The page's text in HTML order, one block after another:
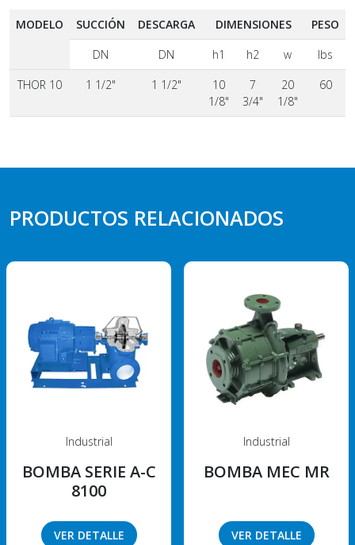
MODELO SUCCIÓN DESCARGA DIMENSIONES
PESO
DN
DN h1 h2 w
lbs
THOR 10
1 1/2" 1 1/2"
10
1/8"
7
3/4"
20
1/8"
60
PRODUCTOS RELACIONADOS
Industrial
BOMBA SERIE A-C
8100
VER DETALLE
Industrial
BOMBA MEC MR
VER DETALLE